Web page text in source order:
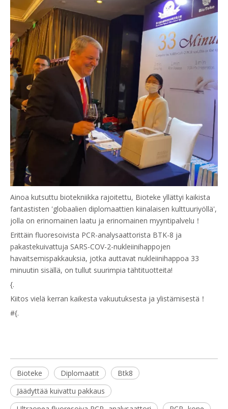
Ainoa kutsuttu biotekniikka rajoitettu, Bioteke yllättyi kaikista
fantastisten 'globaalien diplomaattien kiinalaisen kulttuuriyöllä',
jolla on erinomainen laatu ja erinomainen myyntipalvelu！
Erittäin fluoresoivista PCR-analysaattorista BTK-8 ja
pakastekuivattuja SARS-COV-2-nukleiinihappojen
havaitsemispakkauksia, jotka auttavat nukleiinihappoa 33
minuutin sisällä, on tullut suurimpia tähtituotteita!
{.
Kiitos vielä kerran kaikesta vakuutuksesta ja ylistämisestä！
#{.
Bioteke Diplomaatit
Btk8
Jäädyttää kuivattu pakkaus